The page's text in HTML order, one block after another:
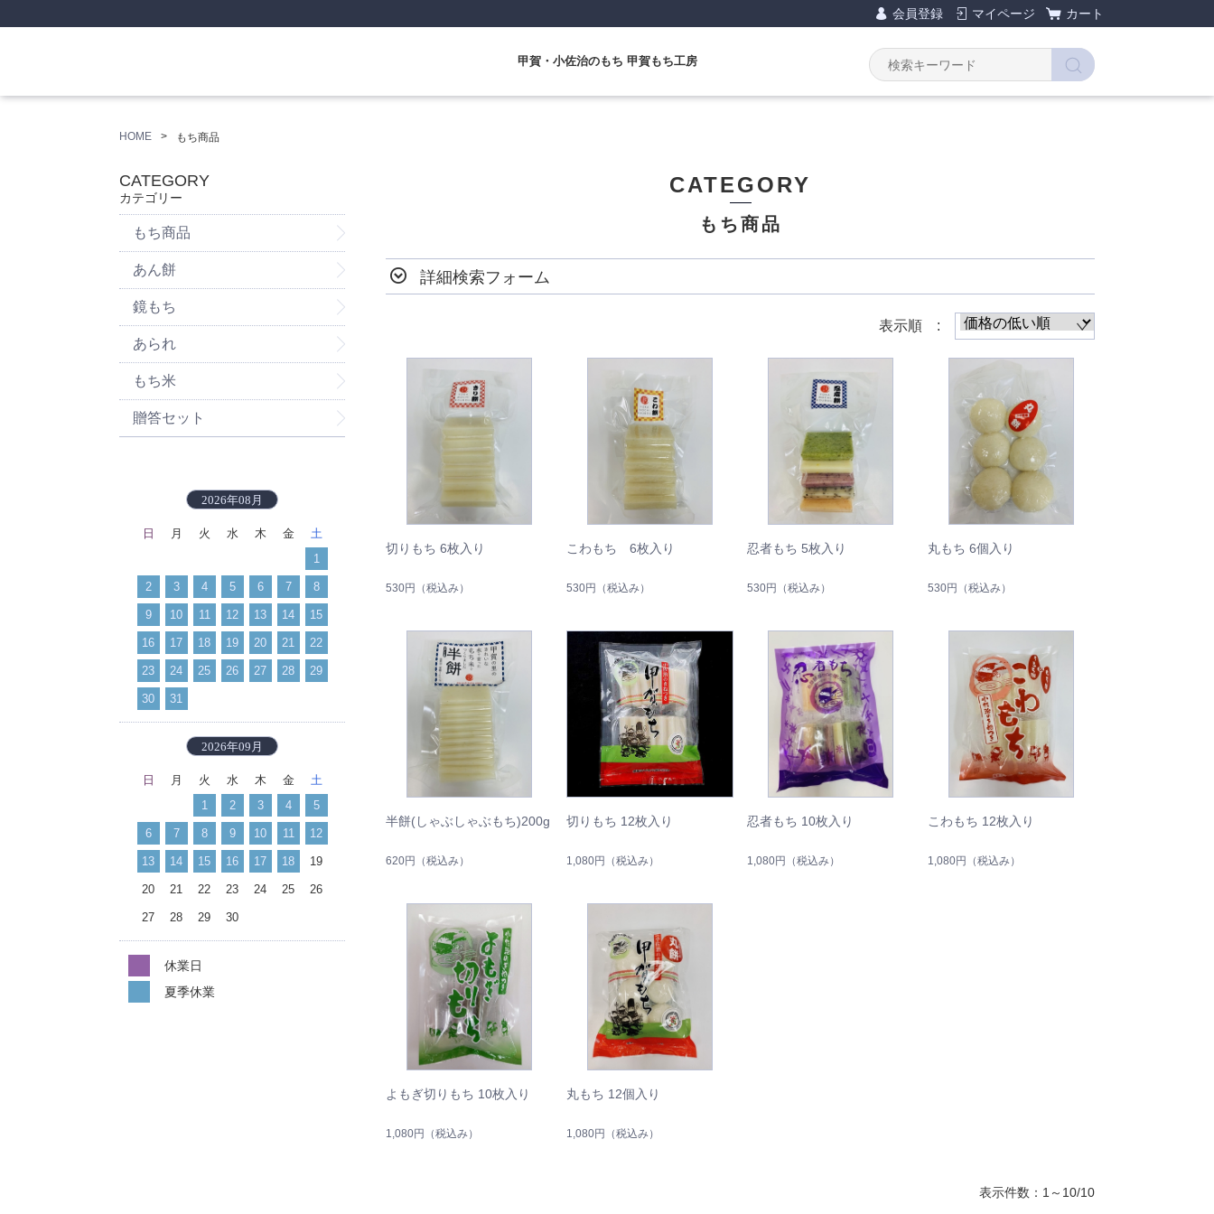
会員登録 マイページ カート
甲賀・小佐治のもち 甲賀もち工房
HOME もち商品
CATEGORY
もち商品
詳細検索フォーム
表示順 :
切りもち 6枚入り
530円 （税込み）
こわもち 6枚入り
530円 （税込み）
忍者もち 5枚入り
530円 （税込み）
丸もち 6個入り
530円 （税込み）
半餅(しゃぶしゃぶもち)200g
620円 （税込み）
切りもち 12枚入り
1,080円 （税込み）
忍者もち 10枚入り
1,080円 （税込み）
こわもち 12枚入り
1,080円 （税込み）
よもぎ切りもち 10枚入り
1,080円 （税込み）
丸もち 12個入り
1,080円 （税込み）
表示件数：1～10/10
CATEGORY
カテゴリー
もち商品
あん餅
鏡もち
あられ
もち米
贈答セット
2026年08月
日 月 火 水 木 金
土
1
2 3 4 5 6 7 8
9 10 11 12 13 14 15
16 17 18 19 20 21 22
23 24 25 26 27 28 29
30 31
2026年09月
日 月 火 水 木 金
土
1
2 3 4 5
6 7 8 9 10 11 12
13 14 15 16 17 18 19
20 21 22 23 24 25 26
27 28 29 30
休業日
夏季休業